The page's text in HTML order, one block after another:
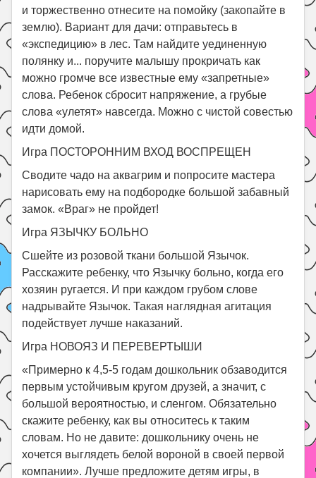
и торжественно отнесите на помойку (закопайте в
землю). Вариант для дачи: отправьтесь в
«экспедицию» в лес. Там найдите уединенную
полянку и... поручите малышу прокричать как
можно громче все известные ему «запретные»
слова. Ребенок сбросит напряжение, а грубые
слова «улетят» навсегда. Можно с чистой совестью
идти домой.
Игра ПОСТОРОННИМ ВХОД ВОСПРЕЩЕН
Сводите чадо на аквагрим и попросите мастера
нарисовать ему на подбородке большой забавный
замок. «Враг» не пройдет!
Игра ЯЗЫЧКУ БОЛЬНО
Сшейте из розовой ткани большой Язычок.
Расскажите ребенку, что Язычку больно, когда его
хозяин ругается. И при каждом грубом слове
надрывайте Язычок. Такая наглядная агитация
подействует лучше наказаний.
Игра НОВОЯЗ И ПЕРЕВЕРТЫШИ
«Примерно к 4,5-5 годам дошкольник обзаводится
первым устойчивым кругом друзей, а значит, с
большой вероятностью, и сленгом. Обязательно
скажите ребенку, как вы относитесь к таким
словам. Но не давите: дошкольнику очень не
хочется выглядеть белой вороной в своей первой
компании». Лучше предложите детям игры, в